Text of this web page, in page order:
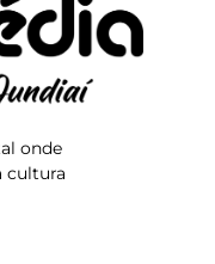
onde
cultura